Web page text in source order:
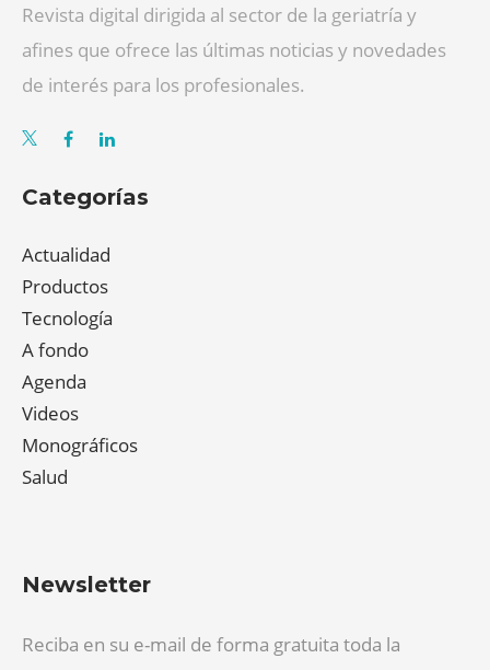
Revista digital dirigida al sector de la geriatría y
afines que ofrece las últimas noticias y novedades
de interés para los profesionales.
Categorías
Actualidad
Productos
Tecnología
A fondo
Agenda
Videos
Monográficos
Salud
Newsletter
Reciba en su e-mail de forma gratuita toda la